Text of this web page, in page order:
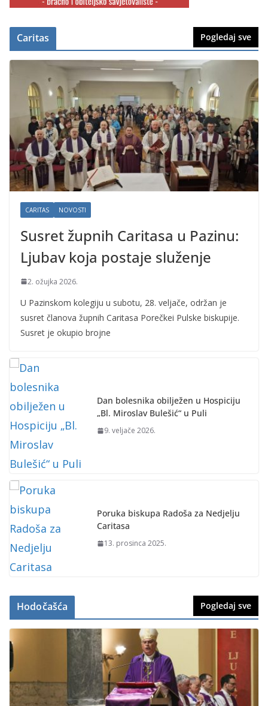
Caritas Pogledaj sve
CARITAS NOVOSTI
Susret župnih Caritasa u Pazinu:
Ljubav koja postaje služenje
2. ožujka 2026.
U Pazinskom kolegiju u subotu, 28. veljače, održan je
susret članova župnih Caritasa Porečkei Pulske biskupije.
Susret je okupio brojne
Dan bolesnika obilježen u Hospiciju
„Bl. Miroslav Bulešić“ u Puli
9. veljače 2026.
Poruka biskupa Radoša za Nedjelju
Caritasa
13. prosinca 2025.
Hodočašća Pogledaj sve